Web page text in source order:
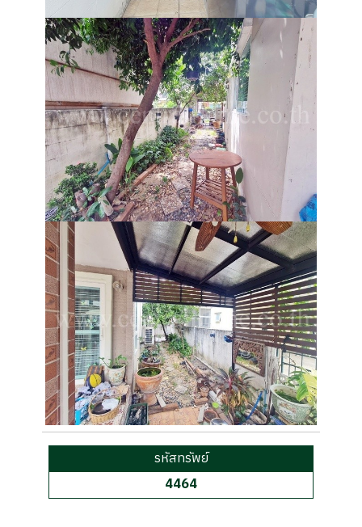
รหัสทรัพย์
4464